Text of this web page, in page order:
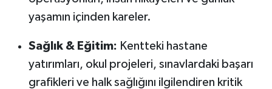
yaşamın içinden kareler.
Sağlık & Eğitim: Kentteki hastane
yatırımları, okul projeleri, sınavlardaki başarı
grafikleri ve halk sağlığını ilgilendiren kritik